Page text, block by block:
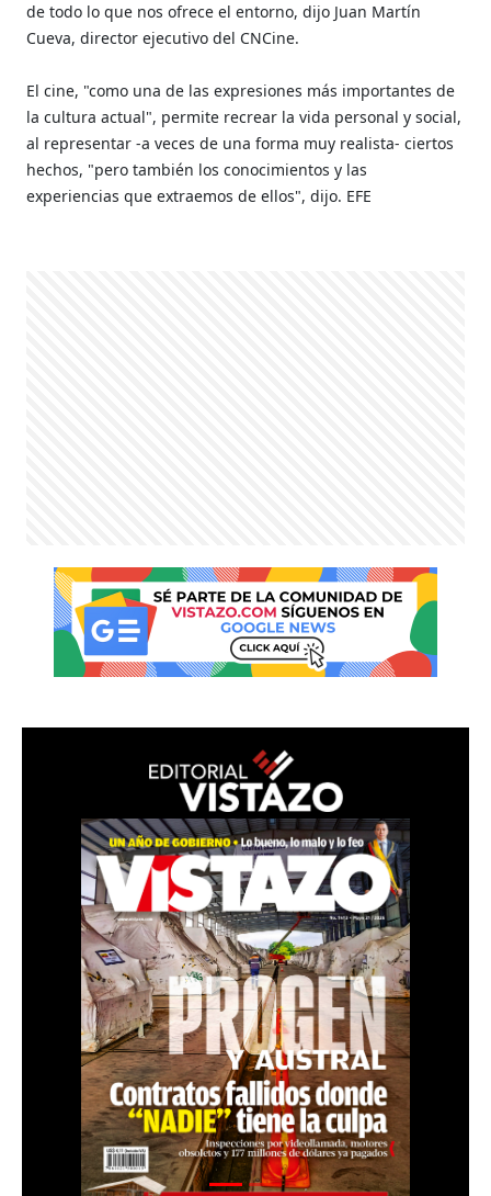
de todo lo que nos ofrece el entorno, dijo Juan Martín
Cueva, director ejecutivo del CNCine.
El cine, "como una de las expresiones más importantes de
la cultura actual", permite recrear la vida personal y social,
al representar -a veces de una forma muy realista- ciertos
hechos, "pero también los conocimientos y las
experiencias que extraemos de ellos", dijo. EFE